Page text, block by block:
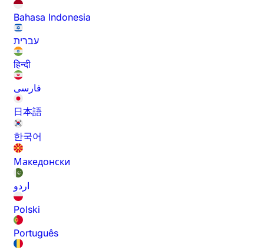
Bahasa Indonesia
עברית
हिन्दी
فارسی
日本語
한국어
Македонски
اردو
Polski
Português